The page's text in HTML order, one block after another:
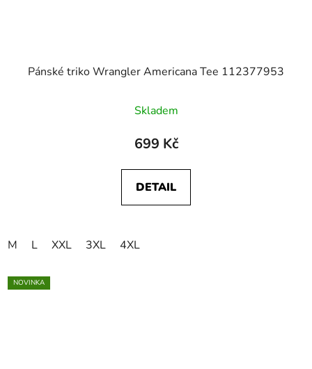
Pánské triko Wrangler Americana Tee 112377953
Skladem
699 Kč
DETAIL
M L XXL 3XL 4XL
NOVINKA